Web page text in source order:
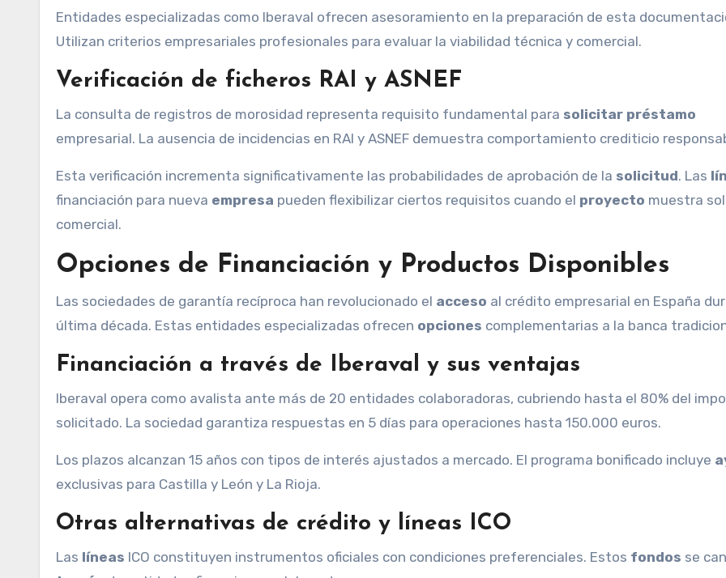
Entidades especializadas como Iberaval ofrecen asesoramiento en la preparación de esta
Utilizan criterios empresariales profesionales para evaluar la viabilidad técnica y comercial.
Verificación de ficheros RAI y ASNEF
La consulta de registros de morosidad representa requisito fundamental para solicitar préstamo
empresarial. La ausencia de incidencias en RAI y ASNEF demuestra comportamiento crediticio
Esta verificación incrementa significativamente las probabilidades de aprobación de la solicitud. Las
financiación para nueva empresa pueden flexibilizar ciertos requisitos cuando el proyecto muestra
comercial.
Opciones de Financiación y Productos Disponibles
Las sociedades de garantía recíproca han revolucionado el acceso al crédito empresarial en España
última década. Estas entidades especializadas ofrecen opciones complementarias a la banca
Financiación a través de Iberaval y sus ventajas
Iberaval opera como avalista ante más de 20 entidades colaboradoras, cubriendo hasta el 80% del
solicitado. La sociedad garantiza respuestas en 5 días para operaciones hasta 150.000 euros.
Los plazos alcanzan 15 años con tipos de interés ajustados a mercado. El programa bonificado incluye
exclusivas para Castilla y León y La Rioja.
Otras alternativas de crédito y líneas ICO
Las líneas ICO constituyen instrumentos oficiales con condiciones preferenciales. Estos fondos se